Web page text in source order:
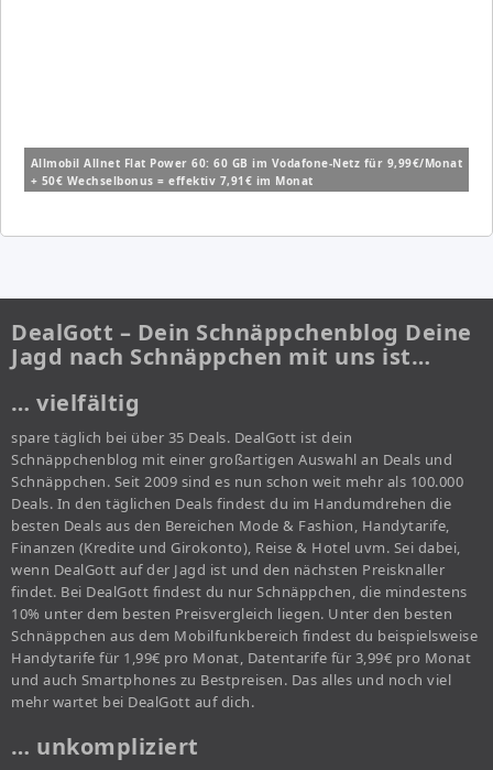
Allmobil Allnet Flat Power 60: 60 GB im Vodafone-Netz für 9,99€/Monat
+ 50€ Wechselbonus = effektiv 7,91€ im Monat
DealGott – Dein Schnäppchenblog Deine
Jagd nach Schnäppchen mit uns ist…
… vielfältig
spare täglich bei über 35 Deals. DealGott ist dein
Schnäppchenblog mit einer großartigen Auswahl an Deals und
Schnäppchen. Seit 2009 sind es nun schon weit mehr als 100.000
Deals. In den täglichen Deals findest du im Handumdrehen die
besten Deals aus den Bereichen Mode & Fashion, Handytarife,
Finanzen (Kredite und Girokonto), Reise & Hotel uvm. Sei dabei,
wenn DealGott auf der Jagd ist und den nächsten Preisknaller
findet. Bei DealGott findest du nur Schnäppchen, die mindestens
10% unter dem besten Preisvergleich liegen. Unter den besten
Schnäppchen aus dem Mobilfunkbereich findest du beispielsweise
Handytarife für 1,99€ pro Monat, Datentarife für 3,99€ pro Monat
und auch Smartphones zu Bestpreisen. Das alles und noch viel
mehr wartet bei DealGott auf dich.
… unkompliziert